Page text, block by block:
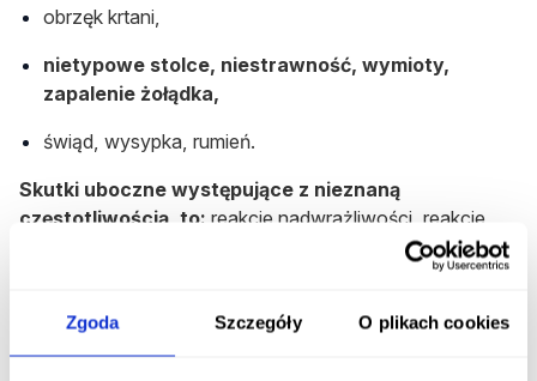
Zgoda Szczegóły O plikach cookies
obrzęk krtani,
nietypowe stolce, niestrawność, wymioty,
zapalenie żołądka,
świąd, wysypka, rumień.
Skutki uboczne występujące z nieznaną
częstotliwością, to: reakcje nadwrażliwości, reakcje
anafilaktyczne, martwica płuc, ziarniniak płuc, zwężenie
oskrzeli, owrzodzenie gardła, zabarwienie zębów i
owrzodzenie przełyku, melanoza układu pokarmowego,
obrzęk naczynioruchowy, pokrzywka, alergiczne,